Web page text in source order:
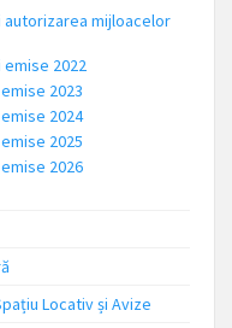
autorizarea mijloacelor
2022
2023
2024
2025
2026
Locativ și Avize